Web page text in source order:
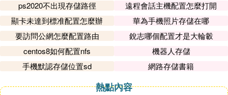
勾選屏幕翻譯：在設置頁面中，向下滾動或瀏覽
選項，直到找到「屏幕翻譯」或類似的選項。然
後，點擊該選項旁邊的開關或復選框，將其勾選
為開啟狀態。這樣，有道翻譯官就會自動識別並
翻譯屏幕上的內容了。
三、使用屏幕翻譯功能
ps2020不出現存儲路徑
遠程會話主機配置怎麼打開
顯卡未達到標准配置怎麼辦
華為手機照片存儲在哪
要訪問公網怎麼配置路由
銳志哪個配置才是大輪轂
centos8如何配置nfs
機器人存儲
手機默認存儲位置sd
網路存儲書籍
熱點內容